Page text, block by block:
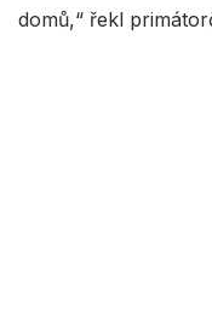
domů,“ řekl